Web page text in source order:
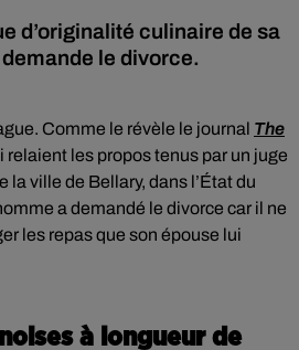
d’originalité culinaire de sa
le divorce.
Comme le révèle le journal The
relaient les propos tenus par un juge
la ville de Bellary, dans l’État du
a demandé le divorce car il ne
les repas que son épouse lui
à longueur de